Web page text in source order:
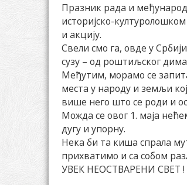
Празник рада и
историјско-
и акцију.
Свели смо га, овде у
сузу – од роштиљског
Међутим, морамо се
места у народу и земљи
више него што се роди и
Можда се овог 1. маја
дугу и упорну.
Нека би та киша спрала
прихватимо и са собом
УВЕК НЕОСТВАРЕНИ СВЕТ !